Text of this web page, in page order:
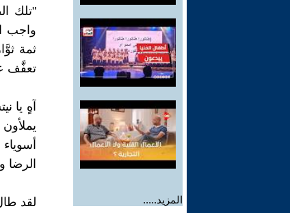
المزيد.....
"تلك
واجب
ثمة
تعفَّف
آهٍ يا
الرضا
لقد